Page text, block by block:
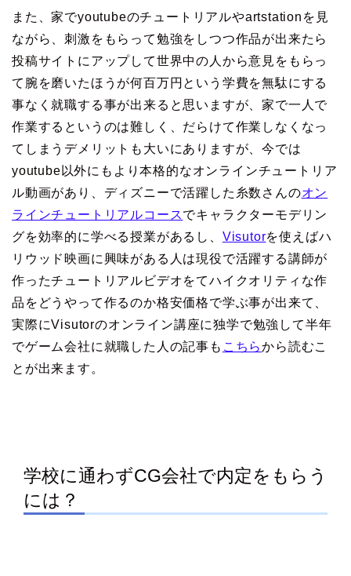
また、家でyoutubeのチュートリアルやartstationを見
ながら、刺激をもらって勉強をしつつ作品が出来たら
投稿サイトにアップして世界中の人から意見をもらっ
て腕を磨いたほうが何百万円という学費を無駄にする
事なく就職する事が出来ると思いますが、家で一人で
作業するというのは難しく、だらけて作業しなくなっ
てしまうデメリットも大いにありますが、今では
youtube以外にもより本格的なオンラインチュートリア
ル動画があり、ディズニーで活躍した糸数さんのオン
ラインチュートリアルコースでキャラクターモデリン
グを効率的に学べる授業があるし、 Visutorを使えばハ
リウッド映画に興味がある人は現役で活躍する講師が
作ったチュートリアルビデオをてハイクオリティな作
品をどうやって作るのか格安価格で学ぶ事が出来て、
実際にVisutorのオンライン講座に独学で勉強して半年
でゲーム会社に就職した人の記事も こちらから読むこ
とが出来ます。
学校に通わずCG会社で内定をもらう
には？